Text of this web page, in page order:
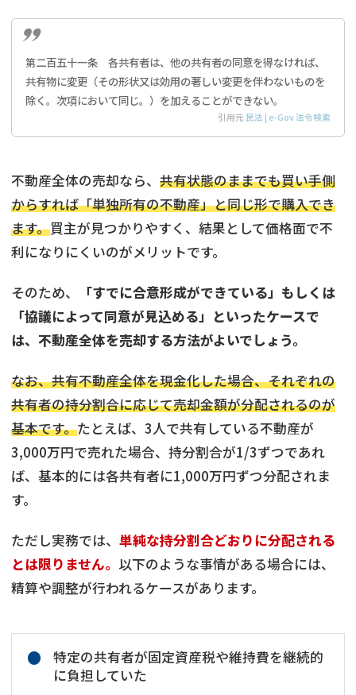
第二百五十一条 各共有者は、他の共有者の同意を得なければ、
共有物に変更（その形状又は効用の著しい変更を伴わないものを
除く。次項において同じ。）を加えることができない。
引用元 民法 | e-Gov 法令検索
不動産全体の売却なら、 共有状態のままでも買い手側
からすれば「単独所有の不動産」と同じ形で購入でき
ます。買主が見つかりやすく、結果として価格面で不
利になりにくいのがメリットです。
そのため、
「すでに合意形成ができている」もしくは
「協議によって同意が見込める」といったケースで
は、不動産全体を売却する方法がよいでしょう。
なお、共有不動産全体を現金化した場合、それぞれの
共有者の持分割合に応じて売却金額が分配されるのが
基本です。たとえば、3人で共有している不動産が
3,000万円で売れた場合、持分割合が1/3ずつであれ
ば、基本的には各共有者に1,000万円ずつ分配されま
す。
ただし実務では、 単純な持分割合どおりに分配される
とは限りません。 以下のような事情がある場合には、
精算や調整が行われるケースがあります。
特定の共有者が固定資産税や維持費を継続的
に負担していた